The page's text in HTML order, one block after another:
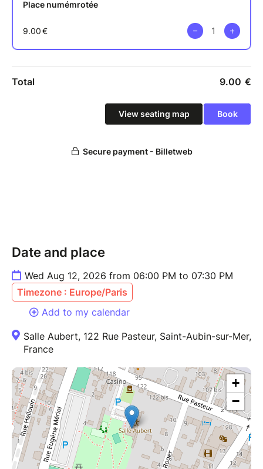
Date and place
Wed Aug 12, 2026 from 06:00 PM to 07:30 PM
Timezone : Europe/Paris
Add to my calendar
Salle Aubert, 122 Rue Pasteur, Saint-Aubin-sur-Mer,
France
+
−